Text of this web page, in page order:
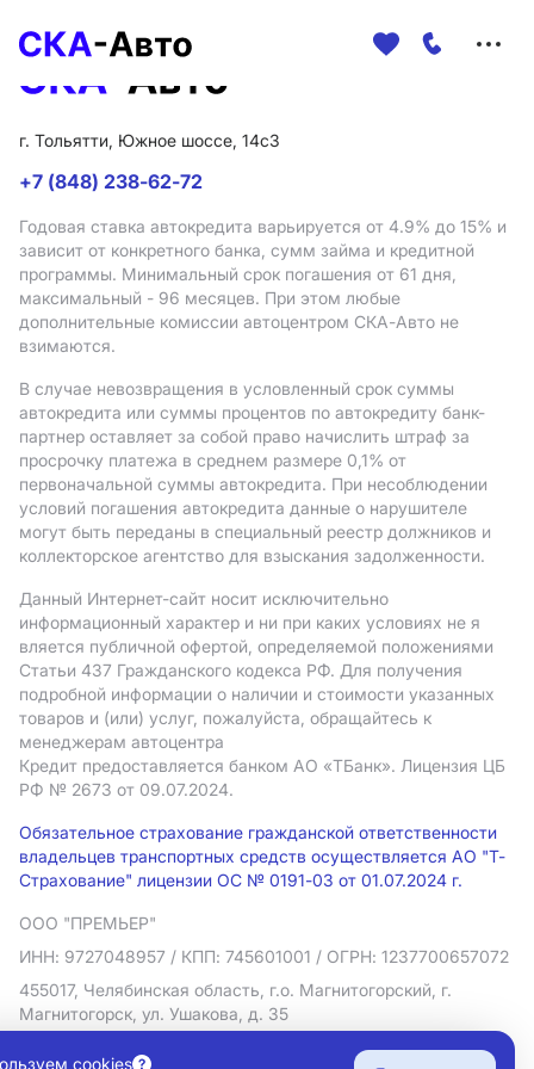
г. Тольятти, Южное шоссе, 14с3
+7 (848) 238-62-72
Годовая ставка автокредита варьируется от 4.9% до 15% и
зависит от конкретного банка, сумм займа и кредитной
программы. Минимальный срок погашения от 61 дня,
максимальный - 96 месяцев. При этом любые
дополнительные комиссии автоцентром СКА-Авто не
взимаются.
В случае невозвращения в условленный срок суммы
автокредита или суммы процентов по автокредиту банк-
партнер оставляет за собой право начислить штраф за
просрочку платежа в среднем размере 0,1% от
первоначальной суммы автокредита. При несоблюдении
условий погашения автокредита данные о нарушителе
могут быть переданы в специальный реестр должников и
коллекторское агентство для взыскания задолженности.
Данный Интернет-сайт носит исключительно
информационный характер и ни при каких условиях не я
вляется публичной офертой, определяемой положениями
Статьи 437 Гражданского кодекса РФ. Для получения
подробной информации о наличии и стоимости указанных
товаров и (или) услуг, пожалуйста, обращайтесь к
менеджерам автоцентра
Кредит предоставляется банком АO «ТБанк». Лицензия ЦБ
РФ № 2673 от 09.07.2024.
Обязательное страхование гражданской ответственности
владельцев транспортных средств осуществляется АО "Т-
Страхование" лицензии ОС № 0191-03 от 01.07.2024 г.
ООО "ПРЕМЬЕР"
ИНН: 9727048957 / КПП: 745601001 / ОГРН: 1237700657072
455017, Челябинская область, г.о. Магнитогорский, г.
Магнитогорск, ул. Ушакова, д. 35
Политика в отношении обработки персональных данных
cookies